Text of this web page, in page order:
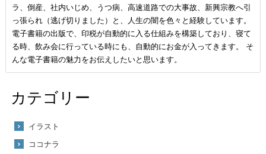
ラ、倒産、社内いじめ、うつ病、高速道路での大事故、新興宗教へ引
っ張られ（逃げ切りました）と、人生の闇を色々と経験しています。
電子書籍の出版で、印税が自動的に入る仕組みを構築しており、寝て
る時、飲み会に行っている時にも、自動的にお金が入ってきます。 そ
んな電子書籍の魅力をお伝えしたいと思います。
カテゴリー
イラスト
ココナラ